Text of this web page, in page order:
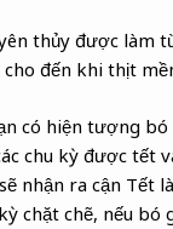
thủy được làm
đến khi thịt
có hiện tượng
chu kỳ được tết
nhận ra cận Tết
chặt chẽ, nếu bó